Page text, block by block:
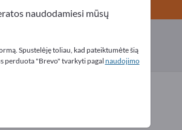
(1)
naudodamiesi mūsų
Spustelėję toliau, kad pateiktumėte šią
perduota "Brevo" tvarkyti pagalnaudojimo